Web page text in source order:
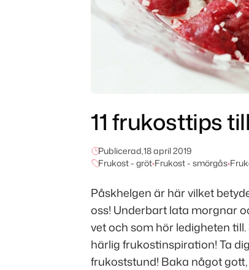
11 frukosttips
Publicerad, 18 april 2019
Frukost - gröt•Frukost - smörgås•
Påskhelgen är här vilket
oss! Underbart lata morgnar
vet och som hör ledigheten
härlig frukostinspiration! Ta
frukoststund! Baka något